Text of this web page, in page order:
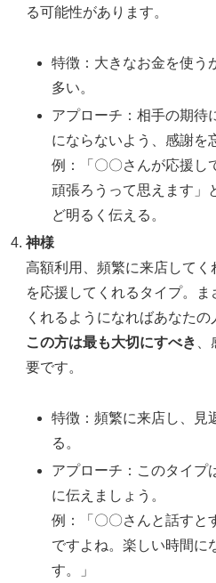
る可能性があります。
特徴：大きなお金を使う
多い。
アプローチ：相手の期待
にならないよう、感謝を
例：「〇〇さんが応援し
頑張ろうって思えます」
ど明るく伝える。
神様
高額利用、頻繁に来店して
を応援してくれるタイプ。
くれるようになればあなたの
この方は最も大切にすべき 、
要です。
特徴：頻繁に来店し、見
る。
アプローチ：このタイプ
に伝えましょう。
例：「〇〇さんと話すと
ですよね。楽しい時間に
す。」